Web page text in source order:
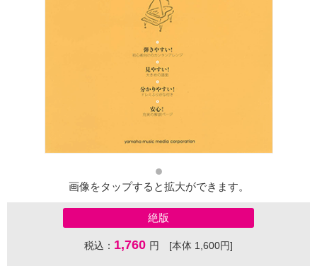
画像をタップすると拡大ができます。
絶版
税込： 1,760 円 [本体 1,600円]